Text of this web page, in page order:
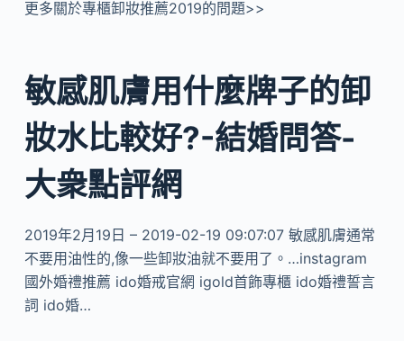
更多關於專櫃卸妝推薦2019的問題>>
敏感肌膚用什麼牌子的卸
妝水比較好?-結婚問答-
大衆點評網
2019年2月19日 – 2019-02-19 09:07:07 敏感肌膚通常
不要用油性的,像一些卸妝油就不要用了。…instagram
國外婚禮推薦 ido婚戒官網 igold首飾專櫃 ido婚禮誓言
詞 ido婚…